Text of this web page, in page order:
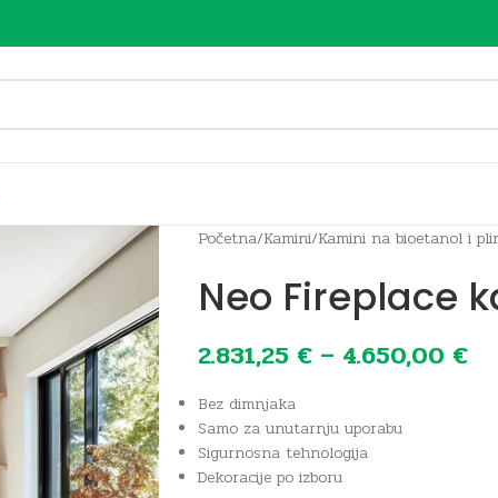
Početna/Kamini/Kamini na bioetanol i
Neo Fireplace
2.831,25 € – 4.650,00 €
Bez dimnjaka
Samo za unutarnju uporabu
Sigurnosna tehnologija
Dekoracije po izboru